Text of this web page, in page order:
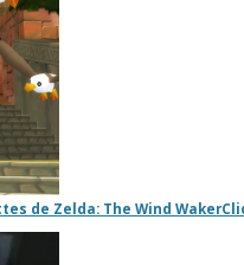
de Zelda: The Wind Waker